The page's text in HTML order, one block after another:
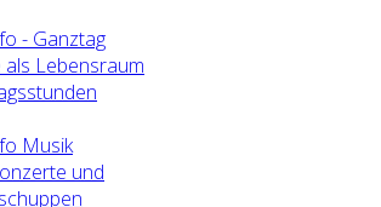
- Ganztag
als Lebensraum
Musik
und